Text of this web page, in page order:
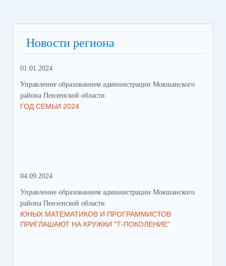
Новости региона
01.01.2024
Управление образованием администрации Мокшанского
района Пензенской области
ГОД СЕМЬИ 2024
04.09.2024
Управление образованием администрации Мокшанского
района Пензенской области
ЮНЫХ МАТЕМАТИКОВ И ПРОГРАММИСТОВ
ПРИГЛАШАЮТ НА КРУЖКИ "Т-ПОКОЛЕНИЕ"